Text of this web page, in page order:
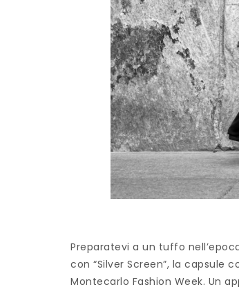
Preparatevi a un tuffo
con “Silver Screen”, la capsule
Montecarlo Fashion Week. Un